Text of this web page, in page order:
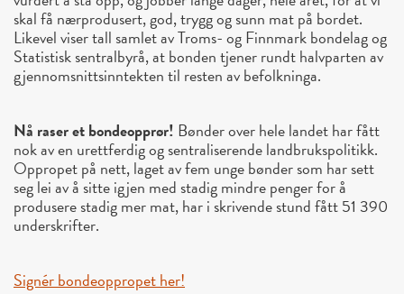
skal få nærprodusert, god, trygg og sunn mat på bordet.
Likevel viser tall samlet av Troms- og Finnmark bondelag og
Statistisk sentralbyrå, at bonden tjener rundt halvparten av
gjennomsnittsinntekten til resten av befolkninga.
Nå raser et bondeopprør! Bønder over hele landet har fått
nok av en urettferdig og sentraliserende landbrukspolitikk.
Oppropet på nett, laget av fem unge bønder som har sett
seg lei av å sitte igjen med stadig mindre penger for å
produsere stadig mer mat, har i skrivende stund fått 51 390
underskrifter.
Signér bondeoppropet her!